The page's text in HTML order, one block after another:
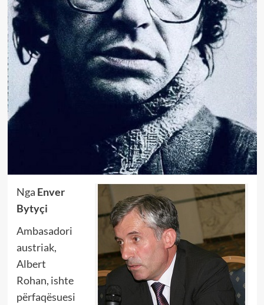
Nga Enver
Bytyçi
Ambasadori
austriak,
Albert
Rohan, ishte
përfaqësuesi